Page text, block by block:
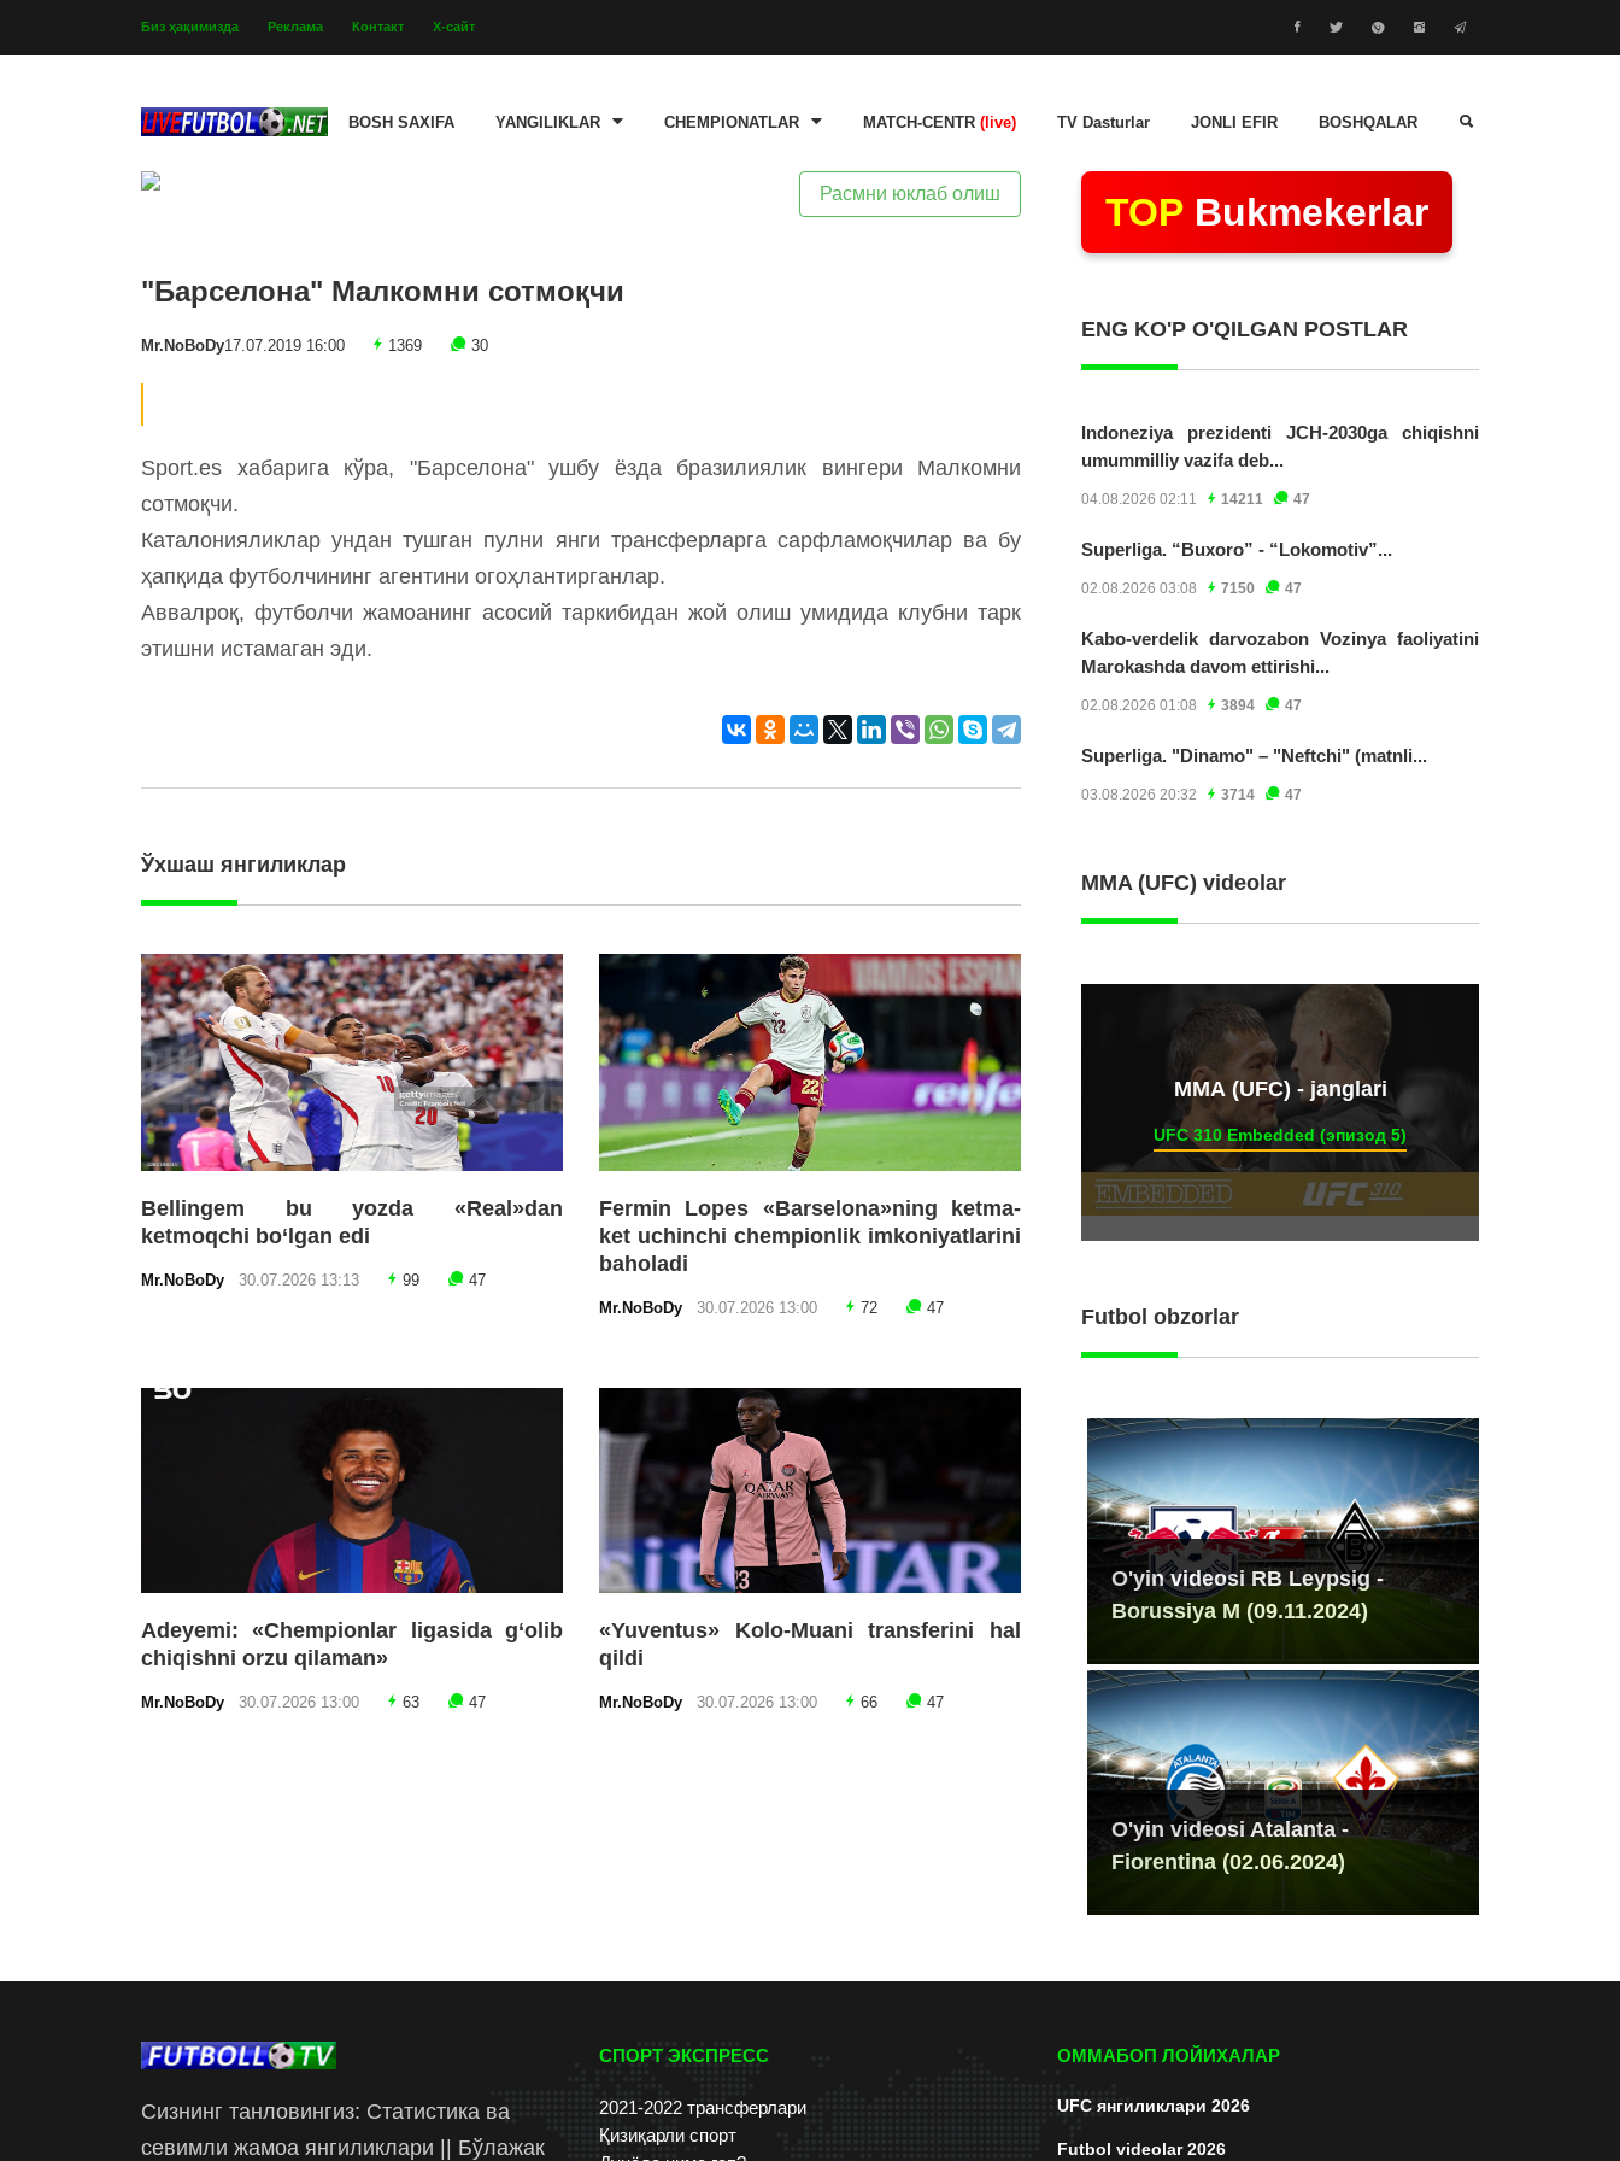
Биз ҳақимизда Реклама Контакт Х-сайт
BOSH SAXIFA YANGILIKLAR CHEMPIONATLAR MATCH-CENTR (live) TV Dasturlar JONLI EFIR BOSHQALAR
Расмни юклаб олиш
"Барселона" Малкомни сотмоқчи
Mr.NoBoDy17.07.2019 16:00 1369 30
Sport.es хабарига кўра, "Барселона" ушбу ёзда бразилиялик вингери Малкомни
сотмоқчи.
Каталонияликлар ундан тушган пулни янги трансферларга сарфламоқчилар ва бу
ҳапқида футболчининг агентини огоҳлантирганлар.
Аввалроқ, футболчи жамоанинг асосий таркибидан жой олиш умидида клубни тарк
этишни истамаган эди.
Ўхшаш янгиликлар
Bellingem bu yozda «Real»dan
ketmoqchi bo‘lgan edi
Mr.NoBoDy 30.07.2026 13:13 99 47
Fermin Lopes «Barselona»ning ketma-
ket uchinchi chempionlik imkoniyatlarini
baholadi
Mr.NoBoDy 30.07.2026 13:00 72 47
Adeyemi: «Chempionlar ligasida g‘olib
chiqishni orzu qilaman»
Mr.NoBoDy 30.07.2026 13:00 63 47
«Yuventus» Kolo-Muani transferini hal
qildi
Mr.NoBoDy 30.07.2026 13:00 66 47
TOP Bukmekerlar
ENG KO'P O'QILGAN POSTLAR
Indoneziya prezidenti JCH-2030ga chiqishni
umummilliy vazifa deb...
04.08.2026 02:11 14211 47
Superliga. “Buxoro” - “Lokomotiv”...
02.08.2026 03:08 7150 47
Kabo-verdelik darvozabon Vozinya faoliyatini
Marokashda davom ettirishi...
02.08.2026 01:08 3894 47
Superliga. "Dinamo" – "Neftchi" (matnli...
03.08.2026 20:32 3714 47
MMA (UFC) videolar
ММА (UFC) - janglari
UFC 310 Embedded (эпизод 5)
Futbol obzorlar
O'yin videosi RB Leypsig -
Borussiya M (09.11.2024)
O'yin videosi Atalanta -
Fiorentina (02.06.2024)
Сизнинг танловингиз: Статистика ва
севимли жамоа янгиликлари || Бўлажак
СПОРТ ЭКСПРЕСС
2021-2022 трансферлари
Қизиқарли спорт
ОММАБОП ЛОЙИХАЛАР
UFC янгиликлари 2026
Futbol videolar 2026